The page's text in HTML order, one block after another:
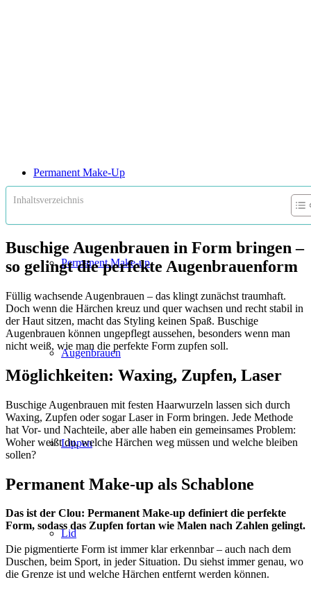
Permanent Make-Up
Permanent Make-up
Augenbrauen
Lippen
Lid
Inhaltsverzeichnis
Buschige Augenbrauen in Form bringen –
so gelingt die perfekte Augenbrauenform
Füllig wachsende Augenbrauen – das klingt zunächst traumhaft.
Doch wenn die Härchen kreuz und quer wachsen und recht stabil in
der Haut sitzen, macht das Styling keinen Spaß. Buschige
Augenbrauen können ungepflegt aussehen, besonders wenn man
nicht weiß, wie man die perfekte Form zupfen soll.
Möglichkeiten: Waxing, Zupfen, Laser
Buschige Augenbrauen mit festen Haarwurzeln lassen sich durch
Waxing, Zupfen oder sogar Laser in Form bringen. Jede Methode
hat Vor- und Nachteile, aber alle haben ein gemeinsames Problem:
Woher weißt du, welche Härchen weg müssen und welche bleiben
sollen?
Permanent Make-up als Schablone
Das ist der Clou: Permanent Make-up definiert die perfekte
Form, sodass das Zupfen fortan wie Malen nach Zahlen gelingt.
Die pigmentierte Form ist immer klar erkennbar – auch nach dem
Duschen, beim Sport, in jeder Situation. Du siehst immer genau, wo
die Grenze ist und welche Härchen entfernt werden können.